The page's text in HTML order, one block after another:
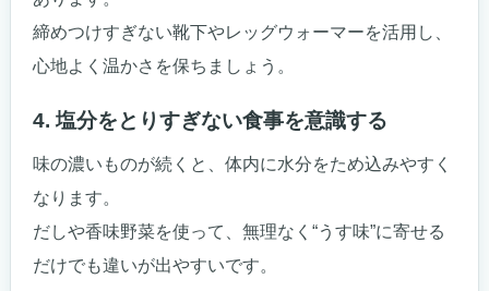
締めつけすぎない靴下やレッグウォーマーを活用し、
心地よく温かさを保ちましょう。
4. 塩分をとりすぎない食事を意識する
味の濃いものが続くと、体内に水分をため込みやすく
なります。
だしや香味野菜を使って、無理なく“うす味”に寄せる
だけでも違いが出やすいです。